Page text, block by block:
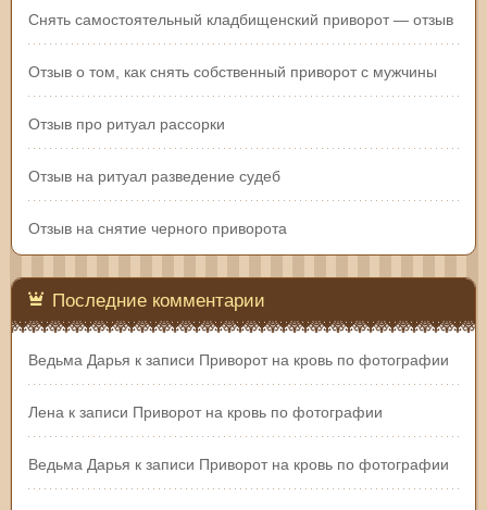
Снять самостоятельный кладбищенский приворот — отзыв
Отзыв о том, как снять собственный приворот с мужчины
Отзыв про ритуал рассорки
Отзыв на ритуал разведение судеб
Отзыв на снятие черного приворота
Последние комментарии
Ведьма Дарья к записи Приворот на кровь по фотографии
Лена к записи Приворот на кровь по фотографии
Ведьма Дарья к записи Приворот на кровь по фотографии